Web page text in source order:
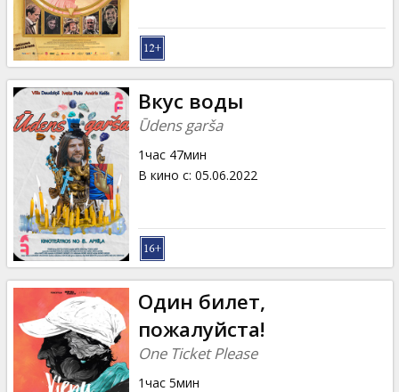
Вкус воды
Ūdens garša
1час 47мин
В кино с: 05.06.2022
Oдин билет,
пожалуйста!
One Ticket Please
1час 5мин